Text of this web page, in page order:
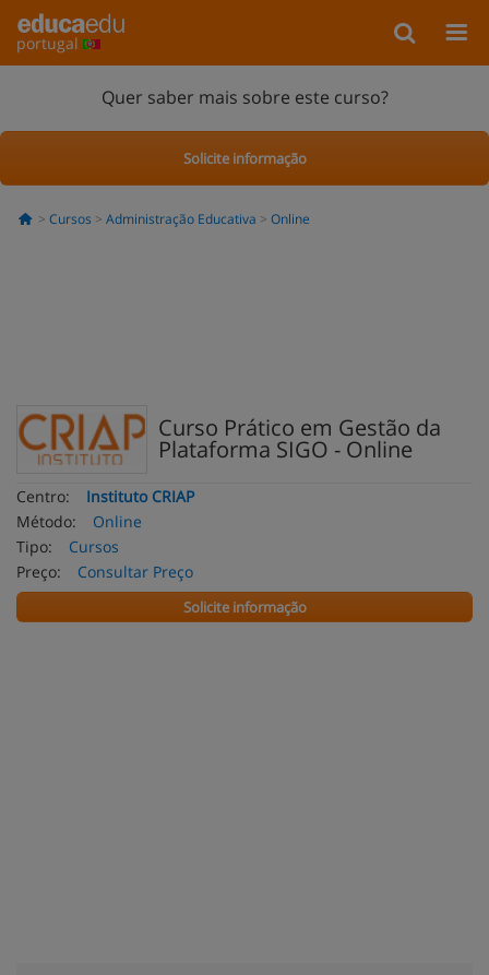
portugal
Quer saber mais sobre este curso?
Solicite informação
Cursos Administração Educativa Online
Curso Prático em Gestão da
Plataforma SIGO - Online
Centro:
Instituto CRIAP
Método:
Online
Tipo:
Cursos
Preço:
Consultar Preço
Solicite informação